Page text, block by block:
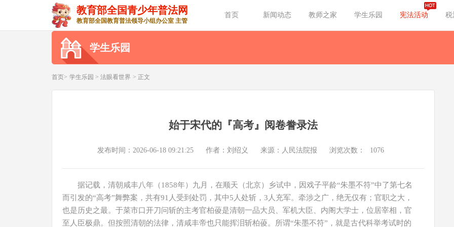
教育部全国青少年普法网
教育部全国教育普法领导小组办公室 主管
首页 新闻动态 教师之家 学生乐园 宪法活动 税
学生乐园
首页> 学生乐园 > 法眼看世界 > 正文
始于宋代的『高考』阅卷誊录法
发布时间：2026-06-18 09:21:25 作者：刘绍义 来源：人民法院报 浏览次数： 1076
据记载，清朝咸丰八年（1858年）九月，在顺天（北京）乡试中，因戏子平龄“朱墨不符”中了第七名
而引发的“高考”舞弊案，共有91人受到处罚，其中5人处斩，3人充军。牵涉之广，绝无仅有；官职之大，
也是历史之最。于菜市口开刀问斩的主考官柏葰是清朝一品大员、军机大臣、内阁大学士，位居宰相，官
至人臣极鼎。但按照清朝的法律，清咸丰帝也只能挥泪斩柏葰。所谓“朱墨不符”，就是古代科举考试时的